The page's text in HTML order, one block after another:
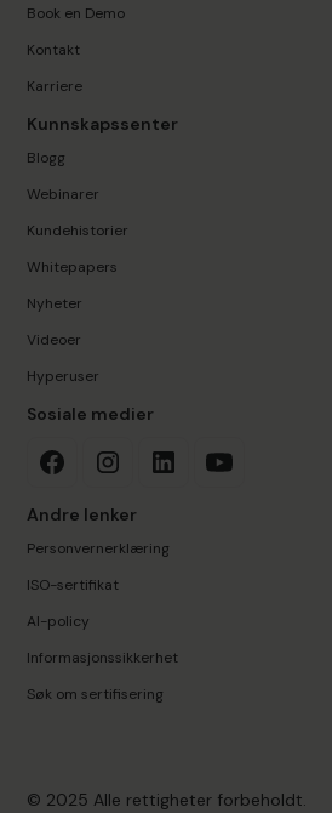
Book en Demo
Kontakt
Karriere
Kunnskapssenter
Blogg
Webinarer
Kundehistorier
Whitepapers
Nyheter
Videoer
Hyperuser
Sosiale medier
Andre lenker
Personvernerklæring
ISO-sertifikat
AI-policy
Informasjonssikkerhet
Søk om sertifisering
© 2025 Alle rettigheter forbeholdt.